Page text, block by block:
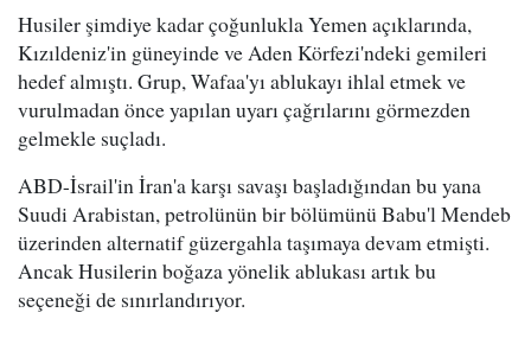
Husiler şimdiye kadar çoğunlukla Yemen açıklarında,
Kızıldeniz'in güneyinde ve Aden Körfezi'ndeki gemileri
hedef almıştı. Grup, Wafaa'yı ablukayı ihlal etmek ve
vurulmadan önce yapılan uyarı çağrılarını görmezden
gelmekle suçladı.
ABD-İsrail'in İran'a karşı savaşı başladığından bu yana
Suudi Arabistan, petrolünün bir bölümünü Babu'l Mendeb
üzerinden alternatif güzergahla taşımaya devam etmişti.
Ancak Husilerin boğaza yönelik ablukası artık bu
seçeneği de sınırlandırıyor.